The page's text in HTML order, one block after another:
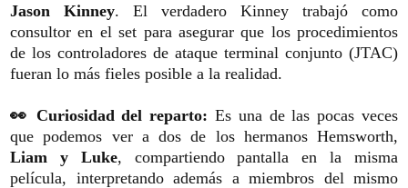
Jason Kinney. El verdadero Kinney trabajó como
consultor en el set para asegurar que los procedimientos
de los controladores de ataque terminal conjunto (JTAC)
fueran lo más fieles posible a la realidad.
👀 Curiosidad del reparto: Es una de las pocas veces
que podemos ver a dos de los hermanos Hemsworth,
Liam y Luke, compartiendo pantalla en la misma
película, interpretando además a miembros del mismo